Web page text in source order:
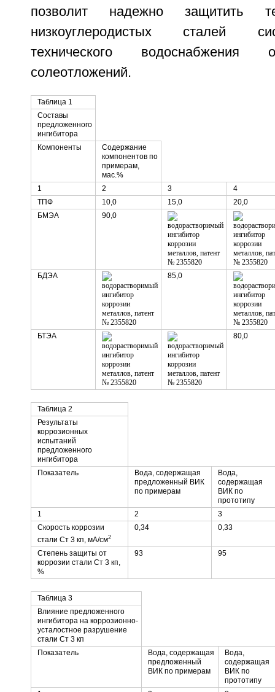
позволит надежно защитить
низкоуглеродистых сталей
технического
солеотложений.
Таблица 1
Составы
предложенного
ингибитора
Компоненты
Содержание
компонентов по
примерам,
мас.%
1
2 3
4
ТПФ
10,0 15,0
20,0
БМЭА
90,0
БДЭА 85,0
БТЭА 80,0
Таблица 2
Результаты
коррозионных
испытаний
предложенного
ингибитора
Показатель
Вода, содержащая
предложенный ВИК
по примерам
Вода,
содержащая
ВИК по
прототипу
1
2
3
Скорость коррозии
стали Ст 3 кп, мА/см2
0,34 0,33
Степень защиты от
коррозии стали Ст 3 кп,
%
93 95
Таблица 3
Влияние предложенного
ингибитора на коррозионно-
усталостное разрушение
стали Ст 3 кп
Показатель
Вода, содержащая
предложенный
ВИК по примерам
Вода,
содержащая
ВИК по
прототипу